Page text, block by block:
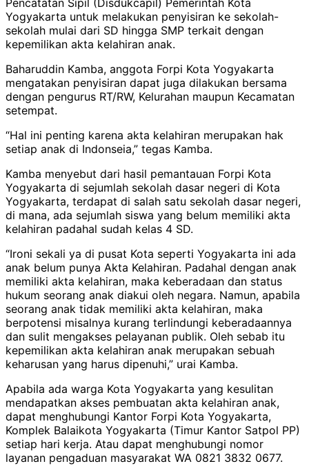
Pencatatan Sipil (Disdukcapil) Pemerintah Kota
Yogyakarta untuk melakukan penyisiran ke sekolah-
sekolah mulai dari SD hingga SMP terkait dengan
kepemilikan akta kelahiran anak.
Baharuddin Kamba, anggota Forpi Kota Yogyakarta
mengatakan penyisiran dapat juga dilakukan bersama
dengan pengurus RT/RW, Kelurahan maupun Kecamatan
setempat.
“Hal ini penting karena akta kelahiran merupakan hak
setiap anak di Indonseia,” tegas Kamba.
Kamba menyebut dari hasil pemantauan Forpi Kota
Yogyakarta di sejumlah sekolah dasar negeri di Kota
Yogyakarta, terdapat di salah satu sekolah dasar negeri,
di mana, ada sejumlah siswa yang belum memiliki akta
kelahiran padahal sudah kelas 4 SD.
“Ironi sekali ya di pusat Kota seperti Yogyakarta ini ada
anak belum punya Akta Kelahiran. Padahal dengan anak
memiliki akta kelahiran, maka keberadaan dan status
hukum seorang anak diakui oleh negara. Namun, apabila
seorang anak tidak memiliki akta kelahiran, maka
berpotensi misalnya kurang terlindungi keberadaannya
dan sulit mengakses pelayanan publik. Oleh sebab itu
kepemilikan akta kelahiran anak merupakan sebuah
keharusan yang harus dipenuhi,” urai Kamba.
Apabila ada warga Kota Yogyakarta yang kesulitan
mendapatkan akses pembuatan akta kelahiran anak,
dapat menghubungi Kantor Forpi Kota Yogyakarta,
Komplek Balaikota Yogyakarta (Timur Kantor Satpol PP)
setiap hari kerja. Atau dapat menghubungi nomor
layanan pengaduan masyarakat WA 0821 3832 0677.